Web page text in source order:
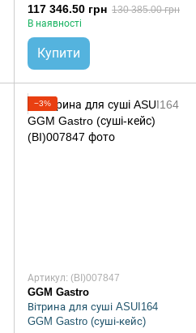
117 346.50 грн 130 385.00 грн
В наявності
Купити
−3%
Артикул: (BI)007847
GGM Gastro
Вітрина для суші ASUI164
GGM Gastro (суші-кейс)